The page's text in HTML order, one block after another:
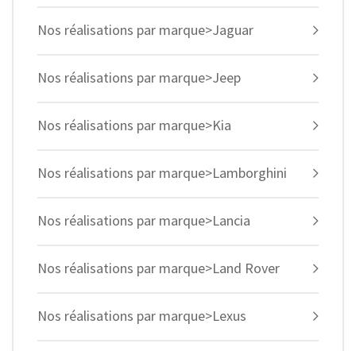
Nos réalisations par marque>Jaguar
Nos réalisations par marque>Jeep
Nos réalisations par marque>Kia
Nos réalisations par marque>Lamborghini
Nos réalisations par marque>Lancia
Nos réalisations par marque>Land Rover
Nos réalisations par marque>Lexus